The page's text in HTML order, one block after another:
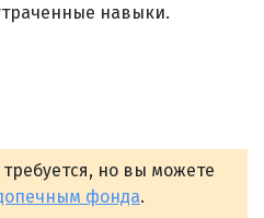
навыки.
но вы можете
фонда.